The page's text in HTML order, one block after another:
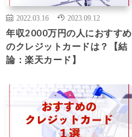
2022.03.16 2023.09.12
年収2000万円の人におすすめ
のクレジットカードは？【結
論：楽天カード】